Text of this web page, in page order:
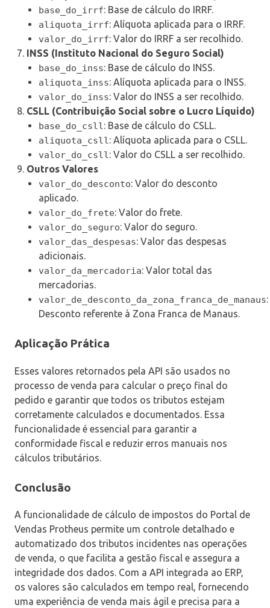
base_do_irrf: Base de cálculo do IRRF.
aliquota_irrf: Alíquota aplicada para o IRRF.
valor_do_irrf: Valor do IRRF a ser recolhido.
INSS (Instituto Nacional do Seguro Social)
base_do_inss: Base de cálculo do INSS.
aliquota_inss: Alíquota aplicada para o INSS.
valor_do_inss: Valor do INSS a ser recolhido.
CSLL (Contribuição Social sobre o Lucro Líquido)
base_do_csll: Base de cálculo do CSLL.
aliquota_csll: Alíquota aplicada para o CSLL.
valor_do_csll: Valor do CSLL a ser recolhido.
Outros Valores
valor_do_desconto: Valor do desconto
aplicado.
valor_do_frete: Valor do frete.
valor_do_seguro: Valor do seguro.
valor_das_despesas: Valor das despesas
adicionais.
valor_da_mercadoria: Valor total das
mercadorias.
valor_de_desconto_da_zona_franca_de_manaus:
Desconto referente à Zona Franca de Manaus.
Aplicação Prática
Esses valores retornados pela API são usados no
processo de venda para calcular o preço final do
pedido e garantir que todos os tributos estejam
corretamente calculados e documentados. Essa
funcionalidade é essencial para garantir a
conformidade fiscal e reduzir erros manuais nos
cálculos tributários.
Conclusão
A funcionalidade de cálculo de impostos do Portal de
Vendas Protheus permite um controle detalhado e
automatizado dos tributos incidentes nas operações
de venda, o que facilita a gestão fiscal e assegura a
integridade dos dados. Com a API integrada ao ERP,
os valores são calculados em tempo real, fornecendo
uma experiência de venda mais ágil e precisa para a